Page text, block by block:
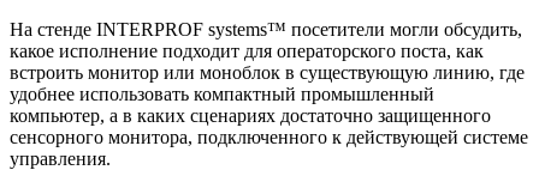
На стенде INTERPROF systems™ посетители могли обсудить,
какое исполнение подходит для операторского поста, как
встроить монитор или моноблок в существующую линию, где
удобнее использовать компактный промышленный
компьютер, а в каких сценариях достаточно защищенного
сенсорного монитора, подключенного к действующей системе
управления.